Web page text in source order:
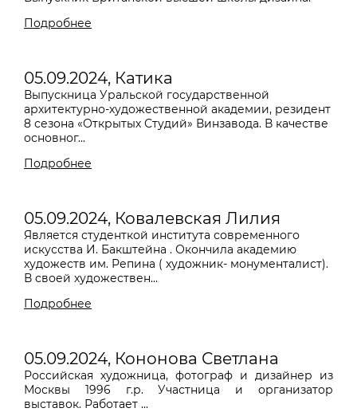
Подробнее
05.09.2024, Катика
Выпускница Уральской государственной
архитектурно-художественной академии, резидент
8 сезона «Открытых Студий» Винзавода. В качестве
основног...
Подробнее
05.09.2024, Ковалевская Лилия
Является студенткой института современного
искусства И. Бакштейна . Окончила академию
художеств им. Репина ( художник- монументалист).
В своей художествен...
Подробнее
05.09.2024, Кононова Светлана
Российская художница, фотограф и дизайнер из
Москвы 1996 г.р. Участница и организатор
выставок. Работает ...